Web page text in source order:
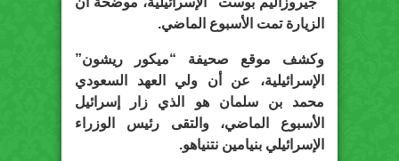
الزيارة تمت الأسبوع الماضي.
وكشف موقع صحيفة “ميكور ريشون”
الإسرائيلية، عن أن ولي العهد السعودي
محمد بن سلمان هو الذي زار إسرائيل
الأسبوع الماضي، والتقى رئيس الوزراء
الإسرائيلي بنيامين نتنياهو.